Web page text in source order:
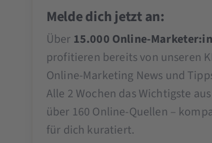
Melde dich jetzt an:
Über 15.000 Online-
profitieren bereits von unseren
Online-Marketing News und
Alle 2 Wochen das Wichtigste aus
über 160 Online-Quellen –
für dich kuratiert.